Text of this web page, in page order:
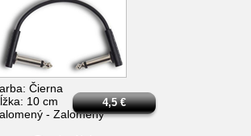
Čierna
10 cm
- Zalomený
4,5€